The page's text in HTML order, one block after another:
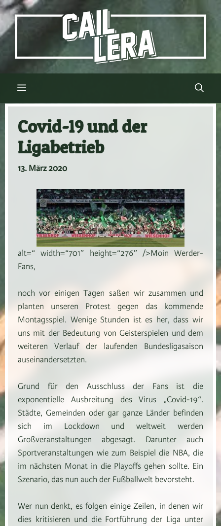
Zum
Inhalt
springen
Menü
Covid-19 und der
Ligabetrieb
13. März 2020
alt=“ width=“701″ height=“276″ />Moin Werder-
Fans,
noch vor einigen Tagen saßen wir zusammen und
planten unseren Protest gegen das kommende
Montagsspiel. Wenige Stunden ist es her, dass wir
uns mit der Bedeutung von Geisterspielen und dem
weiteren Verlauf der laufenden Bundesligasaison
auseinandersetzten.
Grund für den Ausschluss der Fans ist die
exponentielle Ausbreitung des Virus „Covid-19“.
Städte, Gemeinden oder gar ganze Länder befinden
sich im Lockdown und weltweit werden
Großveranstaltungen abgesagt. Darunter auch
Sportveranstaltungen wie zum Beispiel die NBA, die
im nächsten Monat in die Playoffs gehen sollte. Ein
Szenario, das nun auch der Fußballwelt bevorsteht.
Wer nun denkt, es folgen einige Zeilen, in denen wir
dies kritisieren und die Fortführung der Liga unter